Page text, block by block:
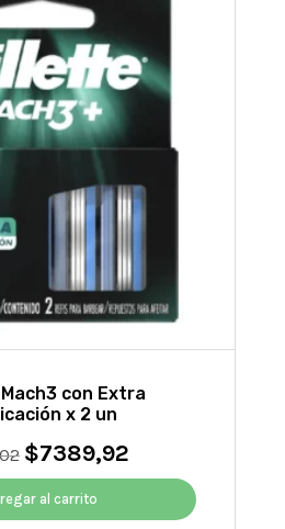
con Extra
x 2 un
El
precio
original
era:
$7389,92El
precio
es:
al carrito